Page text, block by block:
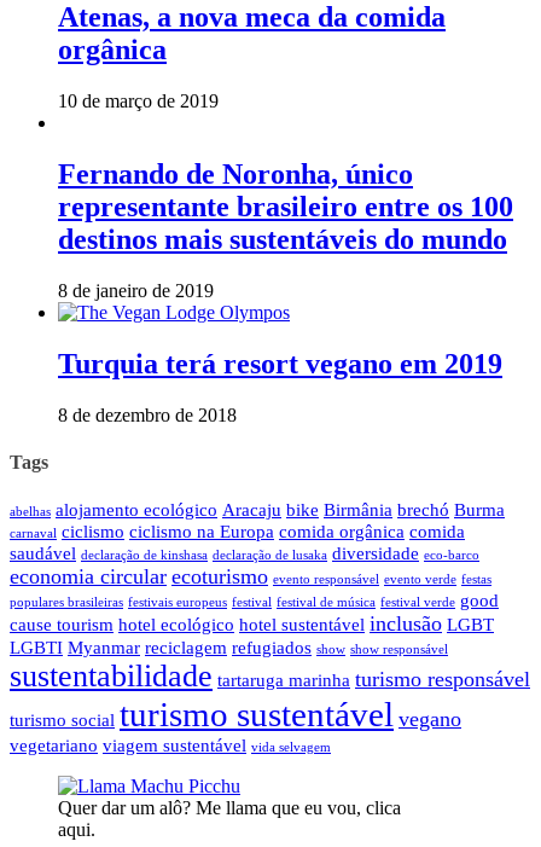
Atenas, a nova meca da comida
orgânica
10 de março de 2019
Fernando de Noronha, único
representante brasileiro entre os 100
destinos mais sustentáveis do mundo
8 de janeiro de 2019
Turquia terá resort vegano em 2019
8 de dezembro de 2018
Tags
abelhas alojamento ecológico Aracaju bike Birmânia brechó Burma
carnaval ciclismo ciclismo na Europa comida orgânica comida
saudável declaração de kinshasa declaração de lusaka diversidade eco-barco
economia circular ecoturismo evento responsável evento verde festas
populares brasileiras festivais europeus festival festival de música festival verde good
cause tourism hotel ecológico hotel sustentável inclusão LGBT
LGBTI Myanmar reciclagem refugiados show show responsável
sustentabilidade tartaruga marinha turismo responsável
turismo social turismo sustentável vegano
vegetariano viagem sustentável vida selvagem
Quer dar um alô? Me llama que eu vou, clica
aqui.